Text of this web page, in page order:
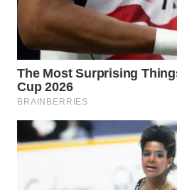
MANDALIKA
WN
LIKUPANG
WN
WN